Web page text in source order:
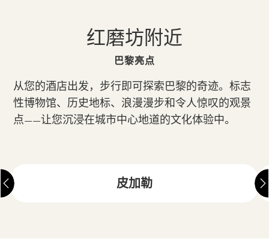
红磨坊附近
巴黎亮点
从您的酒店出发，步行即可探索巴黎的奇迹。标志
性博物馆、历史地标、浪漫漫步和令人惊叹的观景
点——让您沉浸在城市中心地道的文化体验中。
皮加勒